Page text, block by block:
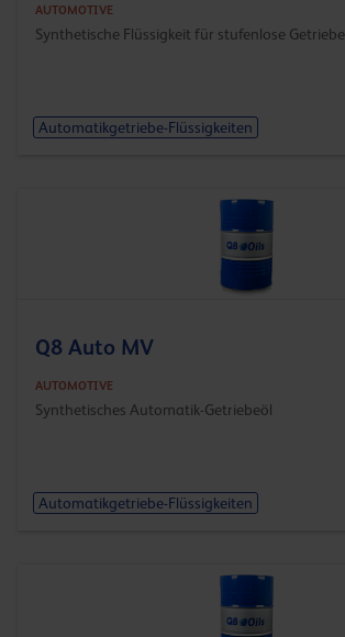
AUTOMOTIVE
Synthetische Flüssigkeit für stufenlose Getriebe
Automatikgetriebe-Flüssigkeiten
Q8 Auto MV
AUTOMOTIVE
Synthetisches Automatik-Getriebeöl
Automatikgetriebe-Flüssigkeiten